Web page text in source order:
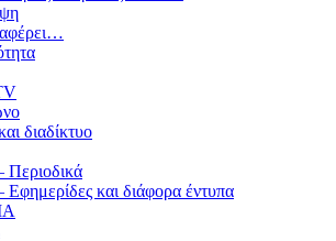
διαδίκτυο
Περιοδικά
Εφημερίδες και διάφορα έντυπα